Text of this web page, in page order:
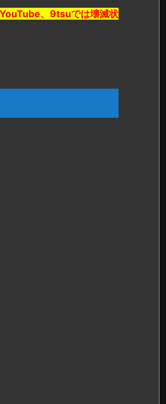
、9tsuでは壊滅状